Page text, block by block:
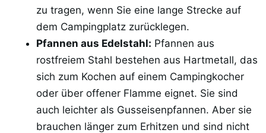
zu tragen, wenn Sie eine lange Strecke auf
dem Campingplatz zurücklegen.
Pfannen aus Edelstahl: Pfannen aus
rostfreiem Stahl bestehen aus Hartmetall, das
sich zum Kochen auf einem Campingkocher
oder über offener Flamme eignet. Sie sind
auch leichter als Gusseisenpfannen. Aber sie
brauchen länger zum Erhitzen und sind nicht